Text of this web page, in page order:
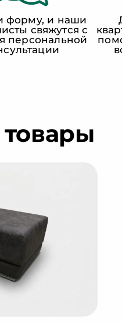
форму, и наши
свяжутся с
персональной